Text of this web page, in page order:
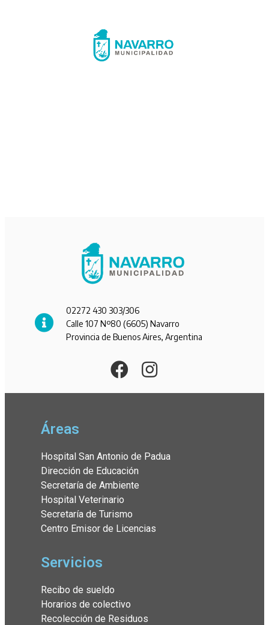
02272 430 303/306
Calle 107 Nº80 (6605) Navarro
Provincia de Buenos Aires, Argentina
Áreas
Hospital San Antonio de Padua
Dirección de Educación
Secretaría de Ambiente
Hospital Veterinario
Secretaría de Turismo
Centro Emisor de Licencias
Servicios
Recibo de sueldo
Horarios de colectivo
Recolección de Residuos